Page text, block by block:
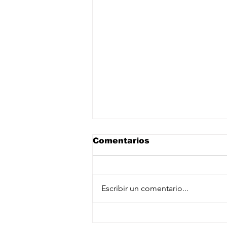
Comentarios
Escribir un comentario...